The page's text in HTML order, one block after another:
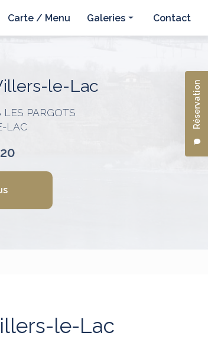
Réservation
Carte / Menu Galeries Contact
le-Lac
LES PARGOTS
LAC
le-Lac